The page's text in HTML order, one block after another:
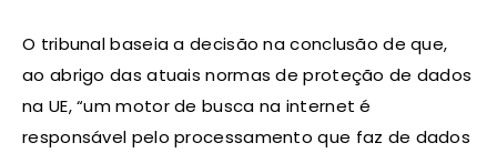
O tribunal baseia a decisão na conclusão de que,
ao abrigo das atuais normas de proteção de dados
na UE, “um motor de busca na internet é
responsável pelo processamento que faz de dados